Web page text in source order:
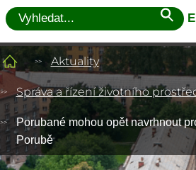
Aktuality
Správa a řízení životního
Porubané mohou opět navrhnout
Porubě